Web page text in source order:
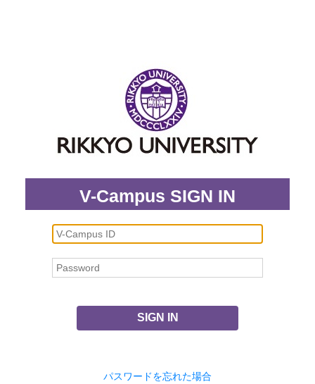
V-Campus SIGN IN
SIGN IN
パスワードを忘れた場合